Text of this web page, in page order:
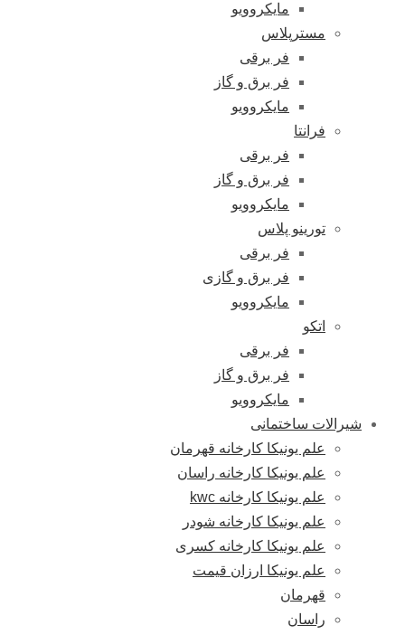
مایکروویو
مسترپلاس
فر برقی
فر برق و گاز
مایکروویو
فرانتا
فر برقی
فر برق و گاز
مایکروویو
تورینو پلاس
فر برقی
فر برق و گازی
مایکروویو
اتکو
فر برقی
فر برق و گاز
مایکروویو
شیرالات ساختمانی
علم یونیکا کارخانه قهرمان
علم یونیکا کارخانه راسان
علم یونیکا کارخانه kwc
علم یونیکا کارخانه شودر
علم یونیکا کارخانه کسری
علم یونیکا ارزان قیمت
قهرمان
راسان